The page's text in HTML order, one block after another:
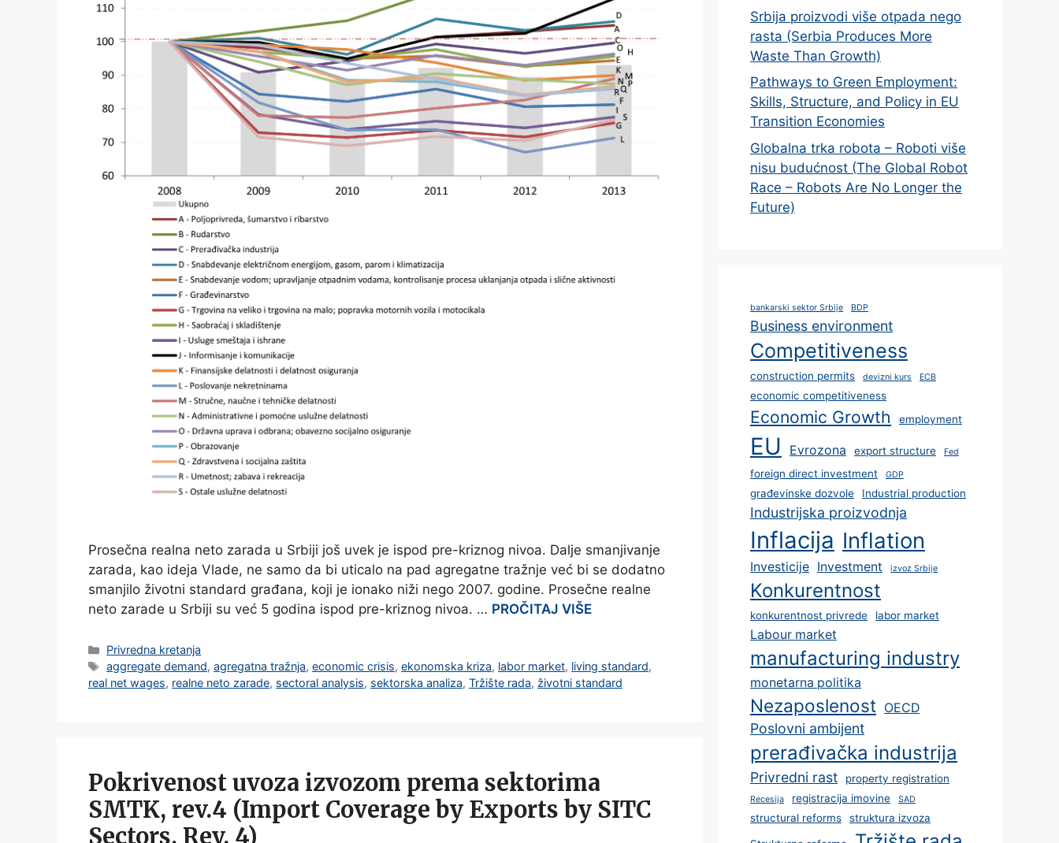
Prosečna realna neto zarada u Srbiji još uvek je ispod pre-kriznog nivoa. Dalje smanjivanje
zarada, kao ideja Vlade, ne samo da bi uticalo na pad agregatne tražnje već bi se dodatno
smanjilo životni standard građana, koji je ionako niži nego 2007. godine. Prosečne realne
neto zarade u Srbiji su već 5 godina ispod pre-kriznog nivoa. … PROČITAJ VIŠE
Categories
Privredna kretanja
Tags
aggregate demand,agregatna tražnja,economic crisis,ekonomska kriza, labor market, living standard,
real net wages, realne neto zarade, sectoral analysis, sektorska analiza, Tržište rada, životni standard
Pokrivenost uvoza izvozom prema sektorima
SMTK, rev.4 (Import Coverage by Exports by SITC
Sectors, Rev. 4)
Srbija proizvodi više otpada nego
rasta (Serbia Produces More
Waste Than Growth)
Pathways to Green Employment:
Skills, Structure, and Policy in EU
Transition Economies
Globalna trka robota – Roboti više
nisu budućnost (The Global Robot
Race – Robots Are No Longer the
Future)
bankarski sektor Srbije BDP
Business environment
Competitiveness
construction permits devizni kurs ECB
economic competitiveness
Economic Growth employment
EU Evrozona export structure Fed
foreign direct investment GDP
građevinske dozvole Industrial production
Industrijska proizvodnja
Inflacija Inflation
Investicije Investment izvoz Srbije
Konkurentnost
konkurentnost privrede labor market
Labour market
manufacturing industry
monetarna politika
Nezaposlenost OECD
Poslovni ambijent
prerađivačka industrija
Privredni rast property registration
Recesija registracija imovine SAD
structural reforms struktura izvoza